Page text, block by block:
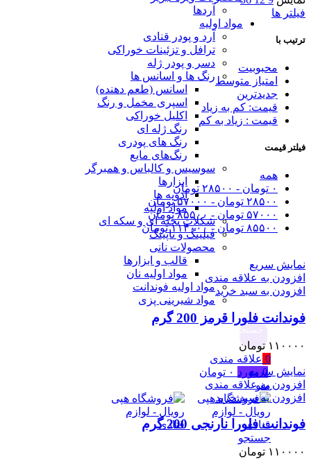
آردها
مواد اولیه
آرد و پودر قنادی
ترافل و تزئینات خوراکی
دسر و پودر ژله
رنگ ها و اسانس ها
اسانس (طعم دهنده)
اسپری مخمل و رنگ
اکلیل خوراکی
رنگ ژله ای
رنگ های پودری
رنگ‌های مایع
سوسیس و کالباس و همبرگر
ابزارها
ادویه ها
مواد اولیه
شکلات تخته ای و سکه ای
فیلینگ و تاپینگ
محصولات نانی
قالب و ابزارها
مواد اولیه نان
مواد اولیه فوندانت
مواد شیرینی پزی
0 علاقه مندی
0 مورد ۰ تومان
منو
جستجو
فیلتر ها
ترتیب با
محبوبیت
امتیاز متوسط
جدیدترین
قیمت: کم به زیاد
قیمت : زیاد به کم
فیلتر قیمت
همه
۰ تومان - ۲۸۵۰۰ تومان
۲۸۵۰۰ تومان - ۵۷۰۰۰ تومان
۵۷۰۰۰ تومان - ۸۵۵۰۰ تومان
۸۵۵۰۰ تومان -۱۱۴۰۰۰ تومان
نمایش سریع
افزودن به علاقه مندی
افزودن به سبد خرید
فوندانت فلورا قرمز 200 گرم
۱۱۰۰۰۰ تومان
نمایش سریع
افزودن به علاقه مندی
افزودن به سبد خرید
فوندانت فلورا نارنجی 200 گرم
۱۱۰۰۰۰ تومان